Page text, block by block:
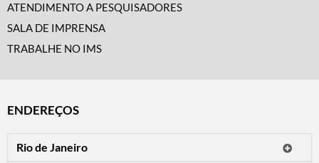
ATENDIMENTO A PESQUISADORES
SALA DE IMPRENSA
TRABALHE NO IMS
ENDEREÇOS
Rio de Janeiro